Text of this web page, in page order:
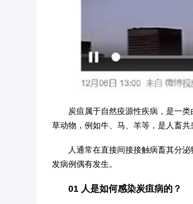
炭疽属于自然疫源性疾病，是一
草动物，例如牛、马、羊等，是人畜共
人通常在直接间接接触病畜其分
发病例偶有发生。
01 人是如何感染炭疽病的？